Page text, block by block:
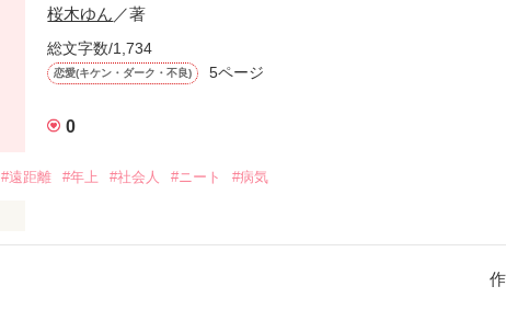
桜木ゆん／著
総文字数/1,734
恋愛(キケン・ダーク・不良) 5ページ
0
#遠距離 #年上 #社会人 #ニート #病気